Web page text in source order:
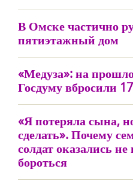
В Омске частично
пятиэтажный дом
«Медуза»: на
Госдуму вбросили
«Я потеряла сына,
сделать». Почему
солдат оказались
бороться